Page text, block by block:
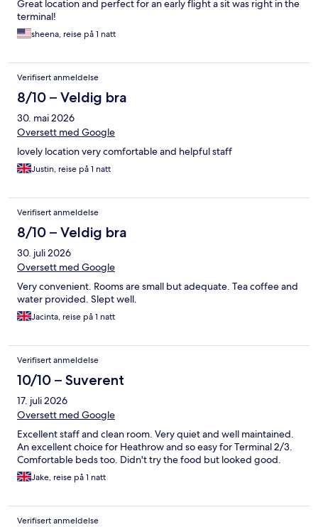
Great location and perfect for an early flight a sit was right in the
terminal!
sheena, reise på 1 natt
Verifisert anmeldelse
8/10 – Veldig bra
30. mai 2026
Oversett med Google
lovely location very comfortable and helpful staff
Justin, reise på 1 natt
Verifisert anmeldelse
8/10 – Veldig bra
30. juli 2026
Oversett med Google
Very convenient. Rooms are small but adequate. Tea coffee and
water provided. Slept well.
Jacinta, reise på 1 natt
Verifisert anmeldelse
10/10 – Suverent
17. juli 2026
Oversett med Google
Excellent staff and clean room. Very quiet and well maintained.
An excellent choice for Heathrow and so easy for Terminal 2/3.
Comfortable beds too. Didn't try the food but looked good.
Jake, reise på 1 natt
Verifisert anmeldelse